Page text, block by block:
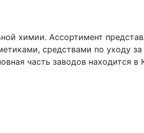
химии. Ассортимент
средствами по уходу
часть заводов находится